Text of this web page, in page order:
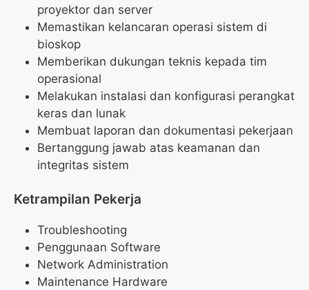
proyektor dan server
Memastikan kelancaran operasi sistem di
bioskop
Memberikan dukungan teknis kepada tim
operasional
Melakukan instalasi dan konfigurasi perangkat
keras dan lunak
Membuat laporan dan dokumentasi pekerjaan
Bertanggung jawab atas keamanan dan
integritas sistem
Ketrampilan Pekerja
Troubleshooting
Penggunaan Software
Network Administration
Maintenance Hardware